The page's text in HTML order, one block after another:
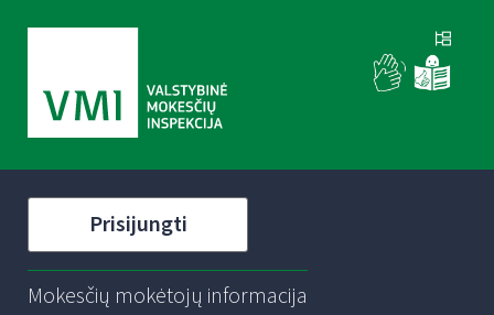
Prisijungti
Mokesčių mokėtojų informacija